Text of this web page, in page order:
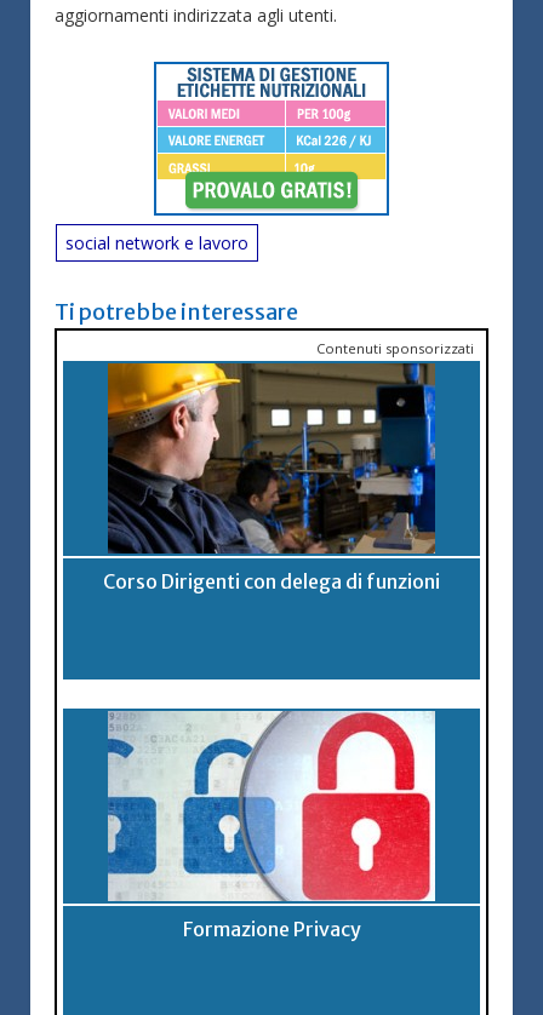
aggiornamenti indirizzata agli utenti.
social network e lavoro
Ti potrebbe interessare
Contenuti sponsorizzati
Corso Dirigenti con delega di funzioni
Formazione Privacy